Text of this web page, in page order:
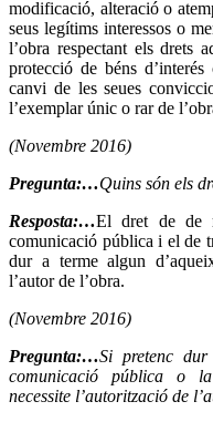
modificació, alteració o
seus legítims interessos o
l’obra respectant els drets
protecció de béns
canvi de les seues
l’exemplar únic o rar de
(Novembre 2016)
Pregunta:…Quins són els
Resposta:…El dret de de
comunicació pública i el de
dur a terme algun
l’autor de l’obra.
(Novembre 2016)
Pregunta:…Si pretenc
comunicació pública o
necessite l’autorització de